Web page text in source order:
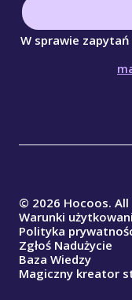
W sprawie
© 2026 Hocoos.
Warunki
Polityka
Zgłoś Nadużycie
Baza Wiedzy
Magiczny kreator